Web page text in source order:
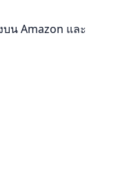
น Amazon และ